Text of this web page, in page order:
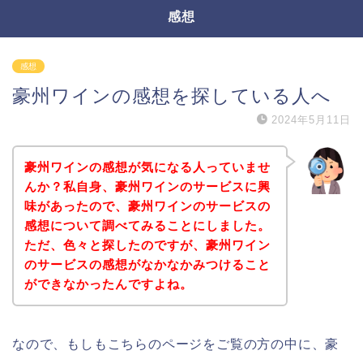
感想
感想
豪州ワインの感想を探している人へ
2024年5月11日
豪州ワインの感想が気になる人っていませ
んか？私自身、豪州ワインのサービスに興
味があったので、豪州ワインのサービスの
感想について調べてみることにしました。
ただ、色々と探したのですが、豪州ワイン
のサービスの感想がなかなかみつけること
ができなかったんですよね。
なので、もしもこちらのページをご覧の方の中に、豪